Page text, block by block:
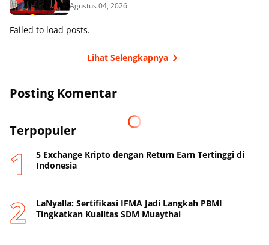
Agustus 04, 2026
Failed to load posts.
Lihat Selengkapnya
Posting Komentar
Terpopuler
5 Exchange Kripto dengan Return Earn Tertinggi di
Indonesia
LaNyalla: Sertifikasi IFMA Jadi Langkah PBMI
Tingkatkan Kualitas SDM Muaythai